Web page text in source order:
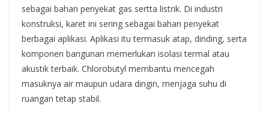
sebagai bahan penyekat gas sertta listrik. Di industri
konstruksi, karet ini sering sebagai bahan penyekat
berbagai aplikasi. Aplikasi itu termasuk atap, dinding, serta
komponen bangunan memerlukan isolasi termal atau
akustik terbaik. Chlorobutyl membantu mencegah
masuknya air maupun udara dingin, menjaga suhu di
ruangan tetap stabil.